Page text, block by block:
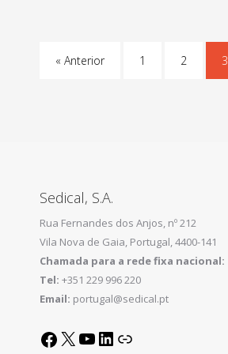
« Anterior 1 2 3
Sedical, S.A.
Rua Fernandes dos Anjos, nº 212
Vila Nova de Gaia, Portugal, 4400-141
Chamada para a rede fixa nacional:
Tel: +351 229 996 220
Email: portugal@sedical.pt
Facebook
X YouTubeLinkedIn